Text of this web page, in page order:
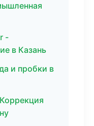
-
в Казань
и пробки в